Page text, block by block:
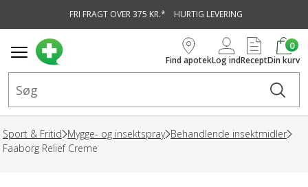
FRI FRAGT OVER 375 KR.* HURTIG LEVERING
Find apotekLog indRecept
0
Din kurv
Sport & Fritid Mygge- og insektspray Behandlende insektmidler
Faaborg Relief Creme